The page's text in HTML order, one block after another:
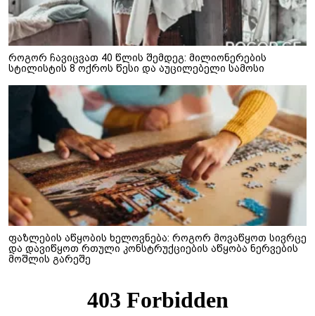
როგორ ჩავიცვათ 40 წლის შემდეგ: მილიონერების
სტილისტის 8 ოქროს წესი და აუცილებელი სამოსი
ფაზლების აწყობის ხელოვნება: როგორ მოვაწყოთ სივრცე
და დავიწყოთ რთული კონსტრუქციების აწყობა ნერვების
მოშლის გარეშე